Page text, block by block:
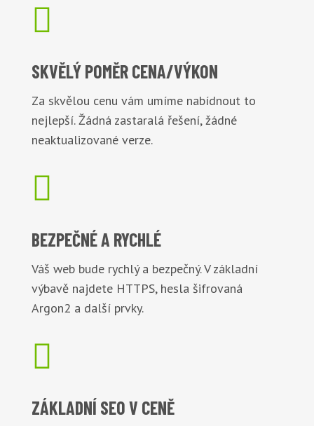

SKVĚLÝ POMĚRCENA/VÝKON
Za skvělou cenu vám umíme nabídnout to
nejlepší. Žádná zastaralá řešení, žádné
neaktualizované verze.

BEZPEČNÉA RYCHLÉ
Váš web bude rychlý a bezpečný. V základní
výbavě najdete HTTPS, hesla šifrovaná
Argon2 a další prvky.

ZÁKLADNÍ SEO V CENĚ